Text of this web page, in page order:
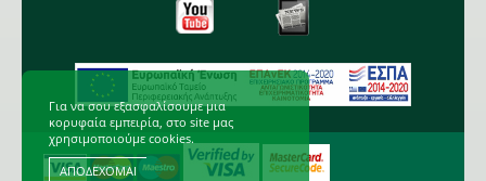
Για να σου εξασφαλίσουμε μια
κορυφαία εμπειρία, στο site μας
χρησιμοποιούμε cookies.
ΑΠΟΔΕΧΟΜΑΙ